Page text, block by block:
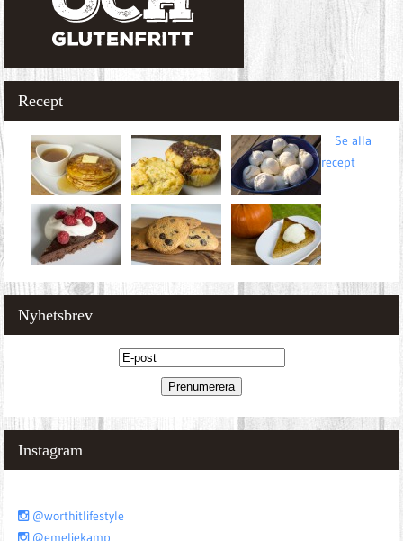
Recept
Se alla
recept
Nyhetsbrev
Instagram
@worthitlifestyle
@emeliekamp